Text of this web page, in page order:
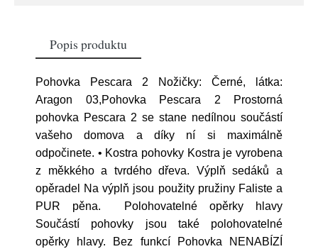
Popis produktu
Pohovka Pescara 2 Nožičky: Černé, látka:
Aragon 03,Pohovka Pescara 2 Prostorná
pohovka Pescara 2 se stane nedílnou součástí
vašeho domova a díky ní si maximálně
odpočinete. • Kostra pohovky Kostra je vyrobena
z měkkého a tvrdého dřeva. Výplň sedáků a
opěradel Na výplň jsou použity pružiny Faliste a
PUR pěna. Polohovatelné opěrky hlavy
Součástí pohovky jsou také polohovatelné
opěrky hlavy. Bez funkcí Pohovka NENABÍZÍ